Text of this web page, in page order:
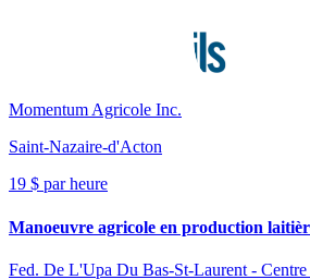
Momentum Agricole Inc.
Saint-Nazaire-d'Acton
19 $ par heure
Manoeuvre agricole en production
Fed. De L'Upa Du Bas-St-Laurent -